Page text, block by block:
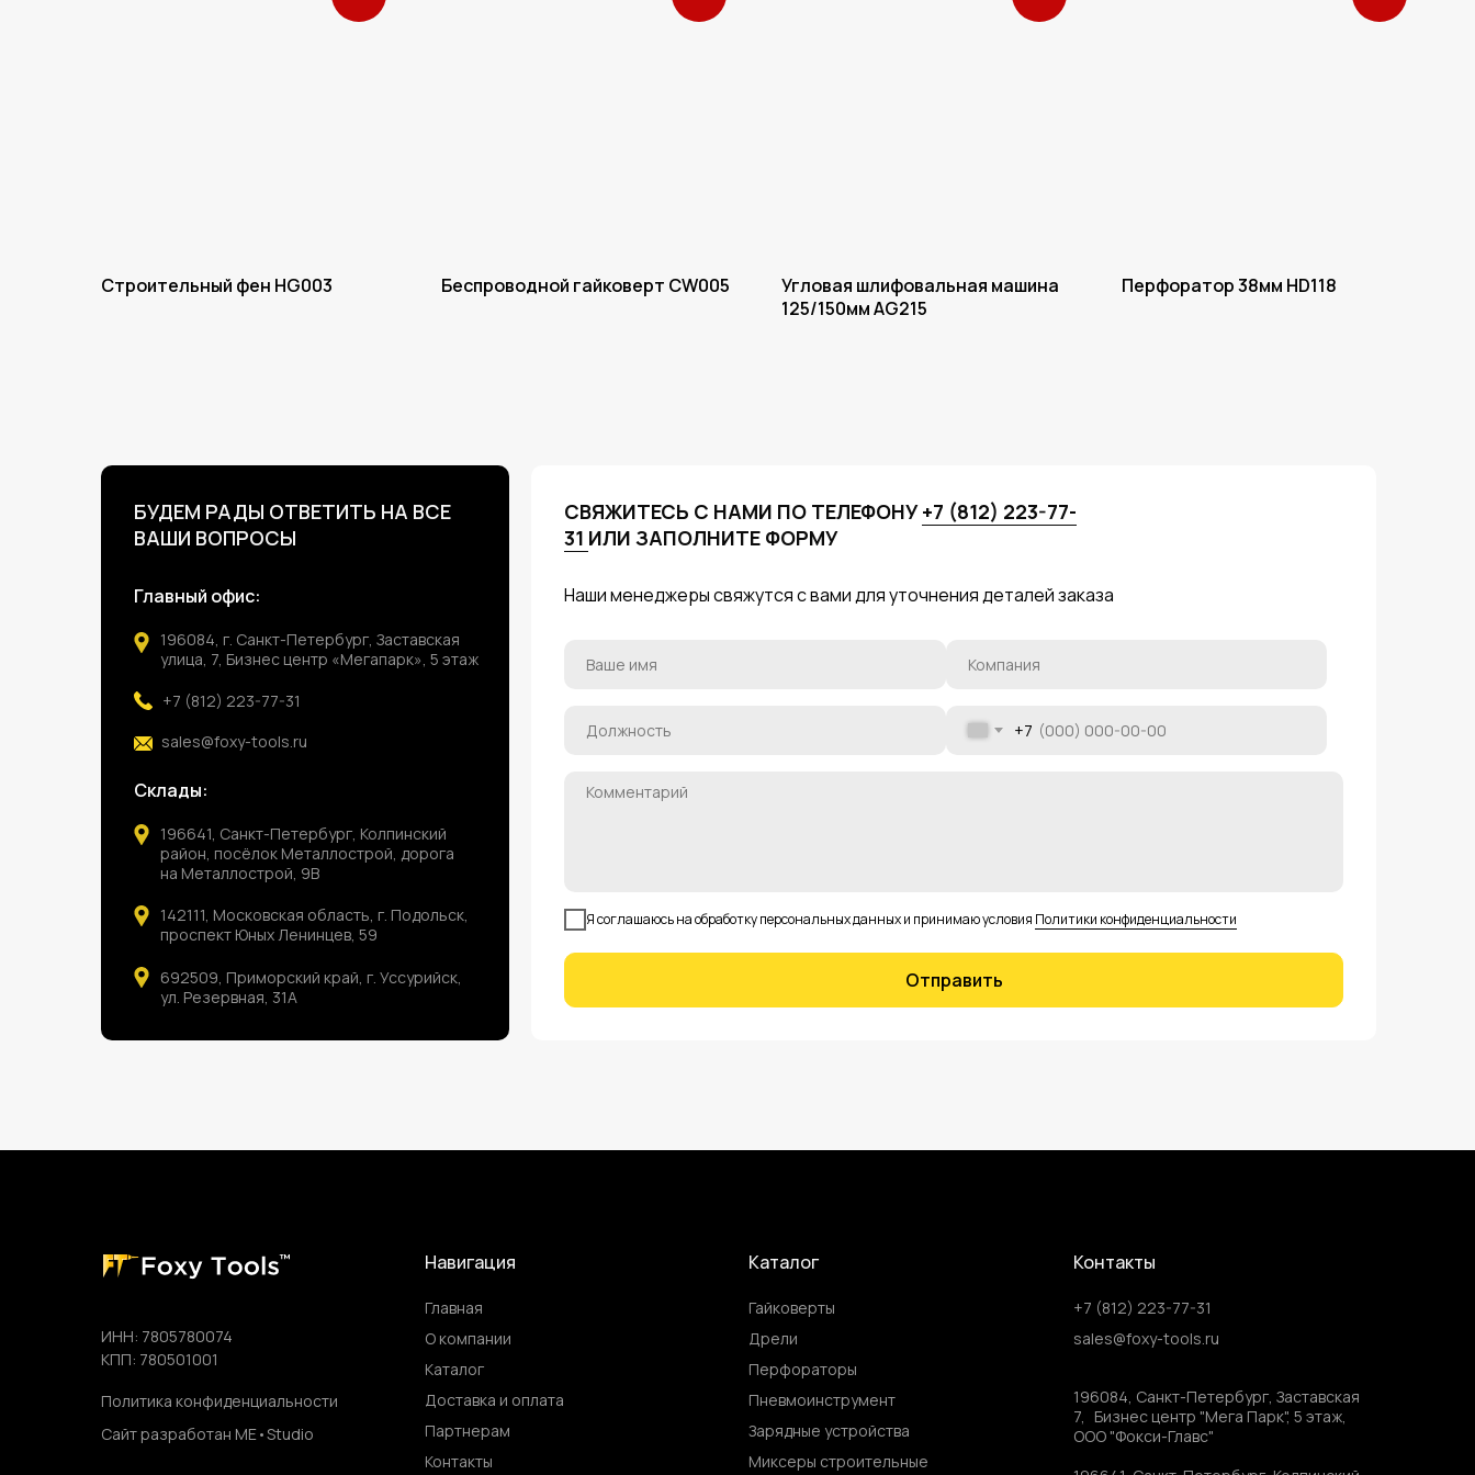
Строительный фен HG003 Беспроводной гайковерт CW005
Угловая шлифовальная машина
125/150мм AG215
Перфоратор 38мм HD118
СВЯЖИТЕСЬ С НАМИ ПО ТЕЛЕФОНУ+7 (812) 223-77-
31 ИЛИ ЗАПОЛНИТЕ ФОРМУ
+7
Я соглашаюсь на обработку персональных данных и принимаю условия Политики конфиденциальности
Отправить
БУДЕМ РАДЫ ОТВЕТИТЬ НА ВСЕ
ВАШИ ВОПРОСЫ
196084, г. Санкт-Петербург, Заставская
улица, 7, Бизнес центр «Мегапарк», 5 этаж
+7 (812) 223-77-31
sales@foxy-tools.ru
142111, Московская область, г. Подольск,
проспект Юных Ленинцев, 59
692509, Приморский край, г. Уссурийск,
ул. Резервная, 31А
Склады:
196641, Санкт-Петербург, Колпинский
район, посёлок Металлострой, дорога
на Металлострой, 9В
Главный офис: Наши менеджеры свяжутся с вами для уточнения деталей заказа
О компании
Главная
sales@foxy-tools.ru
+7 (812) 223-77-31
Контакты
196084, Санкт-Петербург, Заставская
7, Бизнес центр "Мега Парк", 5 этаж,
ООО "Фокси-Главс"
Каталог
Доставка и оплата
Навигация
Партнерам
Контакты
Сайт разработан ME•Studio
ИНН: 7805780074
КПП: 780501001
Политика конфиденциальности
Дрели
Гайковерты
Перфораторы
Пневмоинструмент
Каталог
Миксеры строительные
Зарядные устройства